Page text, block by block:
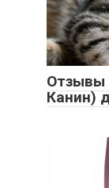
Отзывы
Канин)